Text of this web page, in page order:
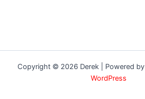
Copyright © 2026 Derek | Powered by
WordPress